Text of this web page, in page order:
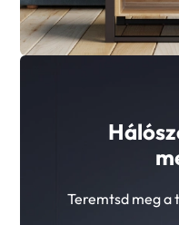
Teremtsd meg